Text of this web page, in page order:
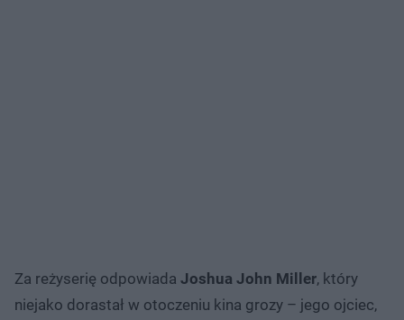
Za reżyserię odpowiada Joshua John Miller, który
niejako dorastał w otoczeniu kina grozy – jego ojciec,